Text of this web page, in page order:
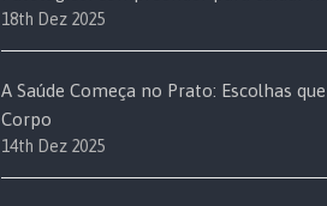
18th Dez 2025
A Saúde Começa no Prato: Escolhas
Corpo
14th Dez 2025